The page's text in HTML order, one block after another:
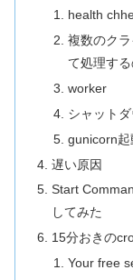
health
複数のク
て処理する
worker
シャット
gunicorn起
遅い原因
Start
してみた
15分おきの
Your free